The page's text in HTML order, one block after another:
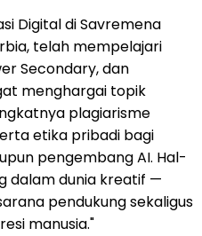
Digital di Savremena
telah mempelajari
Secondary, dan
menghargai topik
plagiarisme
etika pribadi bagi
pengembang AI. Hal-
dalam dunia kreatif —
pendukung sekaligus
manusia."